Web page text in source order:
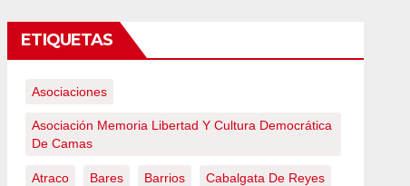
ETIQUETAS
Asociaciones
Asociación Memoria Libertad Y Cultura Democrática
De Camas
Atraco Bares Barrios Cabalgata De Reyes